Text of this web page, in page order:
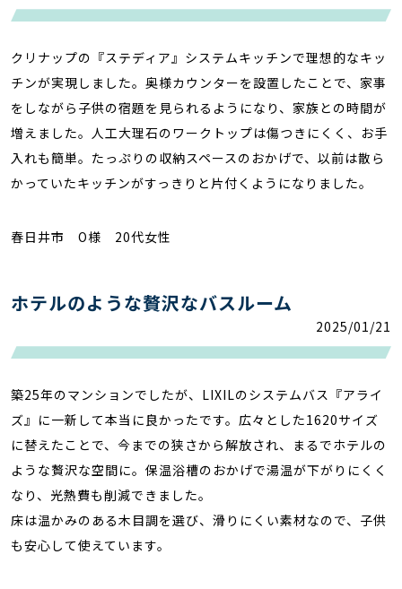
クリナップの『ステディア』システムキッチンで理想的なキッ
チンが実現しました。奥様カウンターを設置したことで、家事
をしながら子供の宿題を見られるようになり、家族との時間が
増えました。人工大理石のワークトップは傷つきにくく、お手
入れも簡単。たっぷりの収納スペースのおかげで、以前は散ら
かっていたキッチンがすっきりと片付くようになりました。
春日井市 O様 20代女性
ホテルのような贅沢なバスルーム
2025/01/21
築25年のマンションでしたが、LIXILのシステムバス『アライ
ズ』に一新して本当に良かったです。広々とした1620サイズ
に替えたことで、今までの狭さから解放され、まるでホテルの
ような贅沢な空間に。保温浴槽のおかげで湯温が下がりにくく
なり、光熱費も削減できました。
床は温かみのある木目調を選び、滑りにくい素材なので、子供
も安心して使えています。